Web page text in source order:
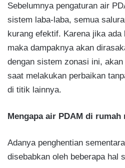
Sebelumnya pengaturan air
sistem laba-laba, semua
kurang efektif. Karena jika
maka dampaknya akan
dengan sistem zonasi ini,
saat melakukan perbaikan
di titik lainnya.
Mengapa air PDAM di rumah
Adanya penghentian
disebabkan oleh beberapa hal